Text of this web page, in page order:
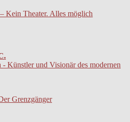
Kein Theater. Alles möglich
Künstler und Visionär des modernen
Grenzgänger